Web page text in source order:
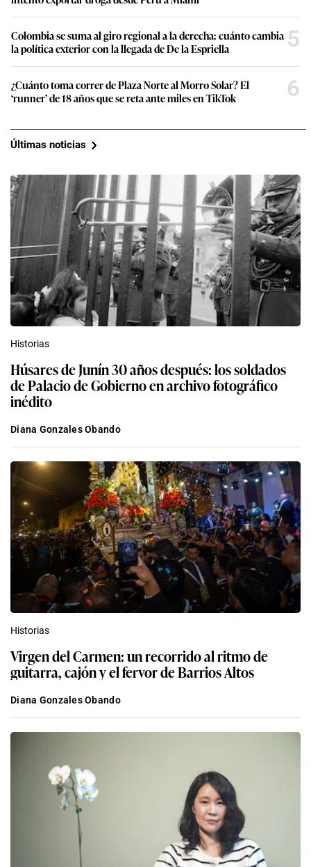
Colombia se suma al giro regional a la derecha: cuánto cambia
la política exterior con la llegada de De la Espriella
5
¿Cuánto toma correr de Plaza Norte al Morro Solar? El
‘runner’ de 18 años que se reta ante miles en TikTok
6
Últimas noticias
Historias
Húsares de Junín 30 años después: los soldados
de Palacio de Gobierno en archivo fotográfico
inédito
Diana Gonzales Obando
Historias
Virgen del Carmen: un recorrido al ritmo de
guitarra, cajón y el fervor de Barrios Altos
Diana Gonzales Obando